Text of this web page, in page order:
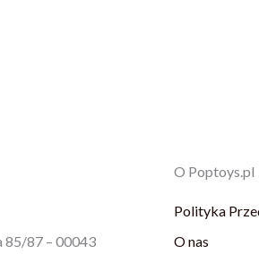
85/87 – 00043
O Poptoys.pl
Polityka
O nas